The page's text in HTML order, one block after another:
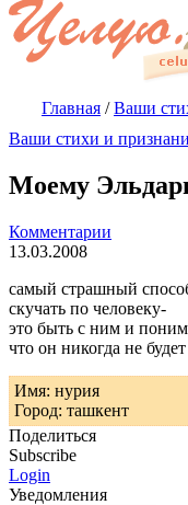
Главная /Ваши
Ваши стихи и
Моему
Комментарии
13.03.2008
самый страшный
скучать по человеку-
это быть с ним и
что он никогда не
Имя: нурия
Город: ташкент
Поделиться
Subscribe
Login
Уведомления